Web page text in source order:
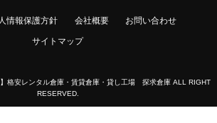
情報保護方針 会社概要 お問い合わせ
サイトマップ
格安レンタル倉庫・賃貸倉庫・貸し工場 探求倉庫 ALL RIGHT
RESERVED.